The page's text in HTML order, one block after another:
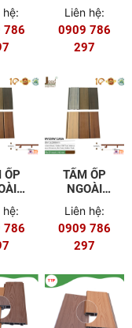
hệ:
786
NHỰA
Liên hệ:
0909 786
297
ỐP
hệ:
786
TẤM ỐP
NGOÀI
TRỜI
Liên hệ:
0909 786
297